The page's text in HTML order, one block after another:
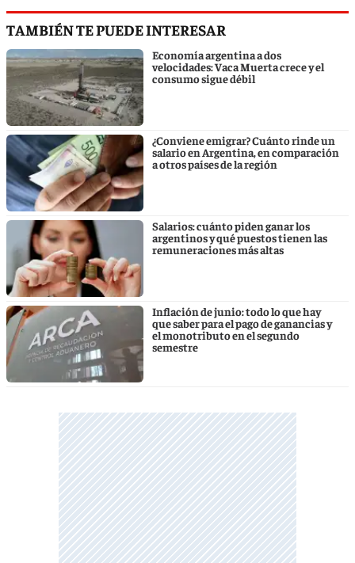
TAMBIÉN TE PUEDE INTERESAR
Economía argentina a dos
velocidades: Vaca Muerta crece y el
consumo sigue débil
¿Conviene emigrar? Cuánto rinde un
salario en Argentina, en comparación
a otros países de la región
Salarios: cuánto piden ganar los
argentinos y qué puestos tienen las
remuneraciones más altas
Inflación de junio: todo lo que hay
que saber para el pago de ganancias y
el monotributo en el segundo
semestre